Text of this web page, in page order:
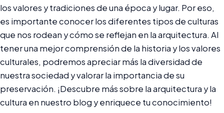
los valores y tradiciones de una época y lugar. Por eso,
es importante conocer los diferentes tipos de culturas
que nos rodean y cómo se reflejan en la arquitectura. Al
tener una mejor comprensión de la historia y los valores
culturales, podremos apreciar más la diversidad de
nuestra sociedad y valorar la importancia de su
preservación. ¡Descubre más sobre la arquitectura y la
cultura en nuestro blog y enriquece tu conocimiento!